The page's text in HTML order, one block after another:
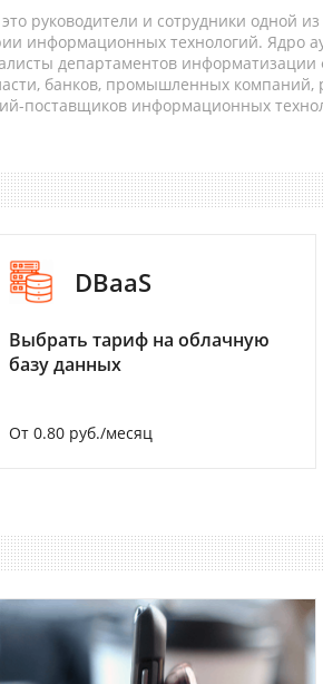
руководители и сотрудники одной
информационных технологий. Ядро
департаментов
банков, промышленных компаний,
поставщиков информационных
DBaaS
Выбрать тариф на облачную
базу данных
От 0.80 руб./месяц